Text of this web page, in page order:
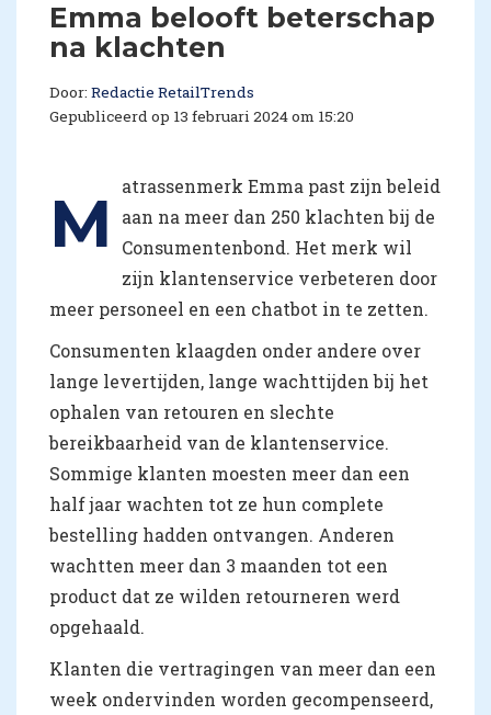
Emma belooft beterschap
na klachten
Door: Redactie RetailTrends
Gepubliceerd op 13 februari 2024 om 15:20
M
atrassenmerk Emma past zijn beleid
aan na meer dan 250 klachten bij de
Consumentenbond. Het merk wil
zijn klantenservice verbeteren door
meer personeel en een chatbot in te zetten.
Consumenten klaagden onder andere over
lange levertijden, lange wachttijden bij het
ophalen van retouren en slechte
bereikbaarheid van de klantenservice.
Sommige klanten moesten meer dan een
half jaar wachten tot ze hun complete
bestelling hadden ontvangen. Anderen
wachtten meer dan 3 maanden tot een
product dat ze wilden retourneren werd
opgehaald.
Klanten die vertragingen van meer dan een
week ondervinden worden gecompenseerd,